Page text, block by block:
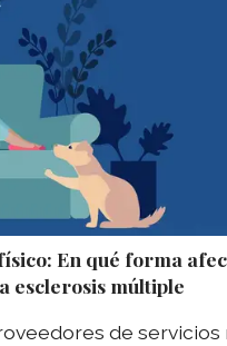
En qué forma
esclerosis múltiple
de servicios